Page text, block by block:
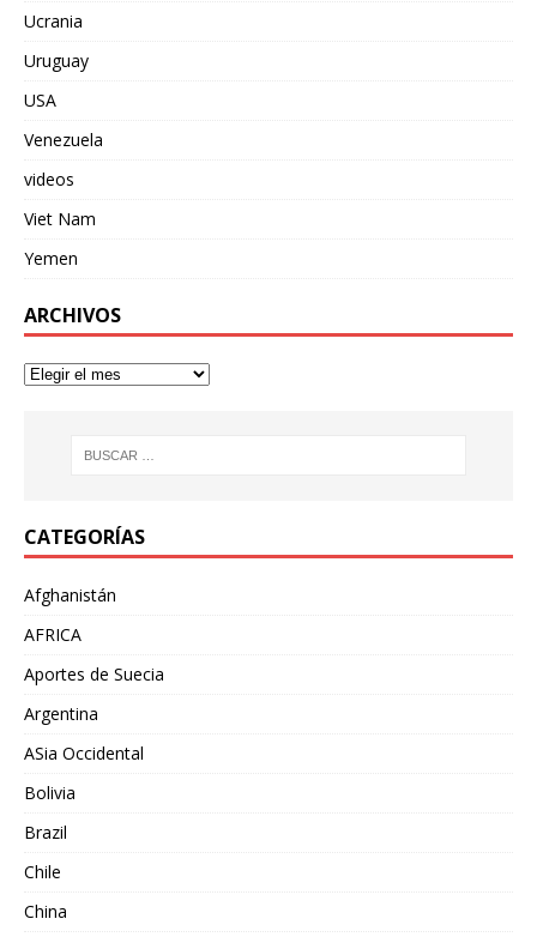
Ucrania
Uruguay
USA
Venezuela
videos
Viet Nam
Yemen
ARCHIVOS
CATEGORÍAS
Afghanistán
AFRICA
Aportes de Suecia
Argentina
ASia Occidental
Bolivia
Brazil
Chile
China